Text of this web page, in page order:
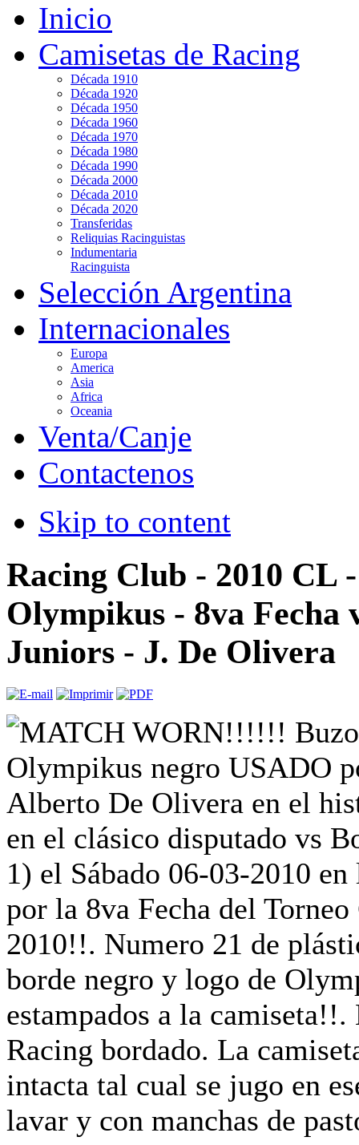
Inicio
Camisetas de Racing
Década 1910
Década 1920
Década 1950
Década 1960
Década 1970
Década 1980
Década 1990
Década 2000
Década 2010
Década 2020
Transferidas
Reliquias Racinguistas
Indumentaria
Racinguista
Selección Argentina
Internacionales
Europa
America
Asia
Africa
Oceania
Venta/Canje
Contactenos
Skip to content
Racing Club - 2010 CL
Olympikus - 8va Fecha
Juniors - J. De Olivera